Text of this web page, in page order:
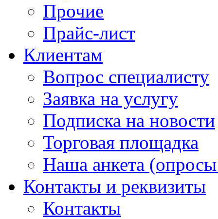
Прочие
Прайс-лист
Клиентам
Вопрос специалисту
Заявка на услугу
Подписка на новости
Торговая площадка
Наша анкета (опросы
Контакты и реквизиты
Контакты